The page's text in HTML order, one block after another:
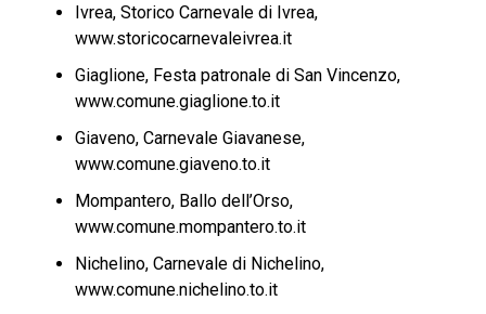
Ivrea, Storico Carnevale di Ivrea,
www.storicocarnevaleivrea.it
Giaglione, Festa patronale di San Vincenzo,
www.comune.giaglione.to.it
Giaveno, Carnevale Giavanese,
www.comune.giaveno.to.it
Mompantero, Ballo dell’Orso,
www.comune.mompantero.to.it
Nichelino, Carnevale di Nichelino,
www.comune.nichelino.to.it